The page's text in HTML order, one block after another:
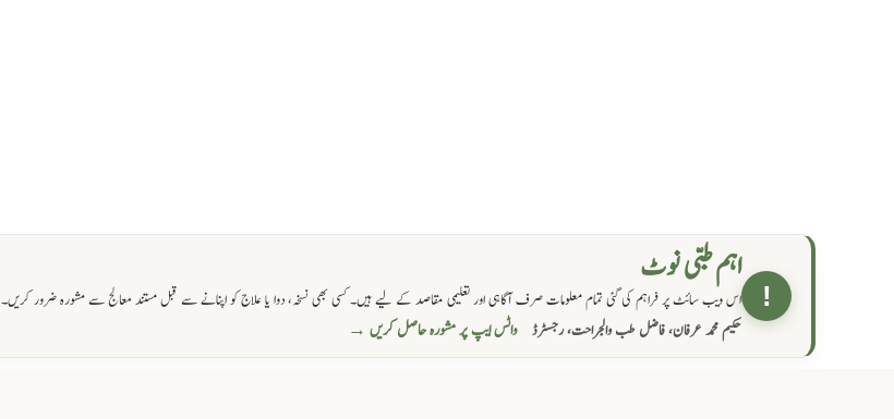
!
اہم طبی نوٹ
اس ویب سائٹ پر فراہم کی گئی تمام معلومات صرف آگاہی اور تعلیمی مقاصد کے لیے ہیں۔ کسی بھی نسخہ، دوا یا علاج کو اپنانے سے قبل مستند معالج سے مشورہ ضرور کریں۔
حکیم محمد عرفان، فاضل طب والجراحت، رجسٹرڈ واٹس ایپ پر مشورہ حاصل کریں →